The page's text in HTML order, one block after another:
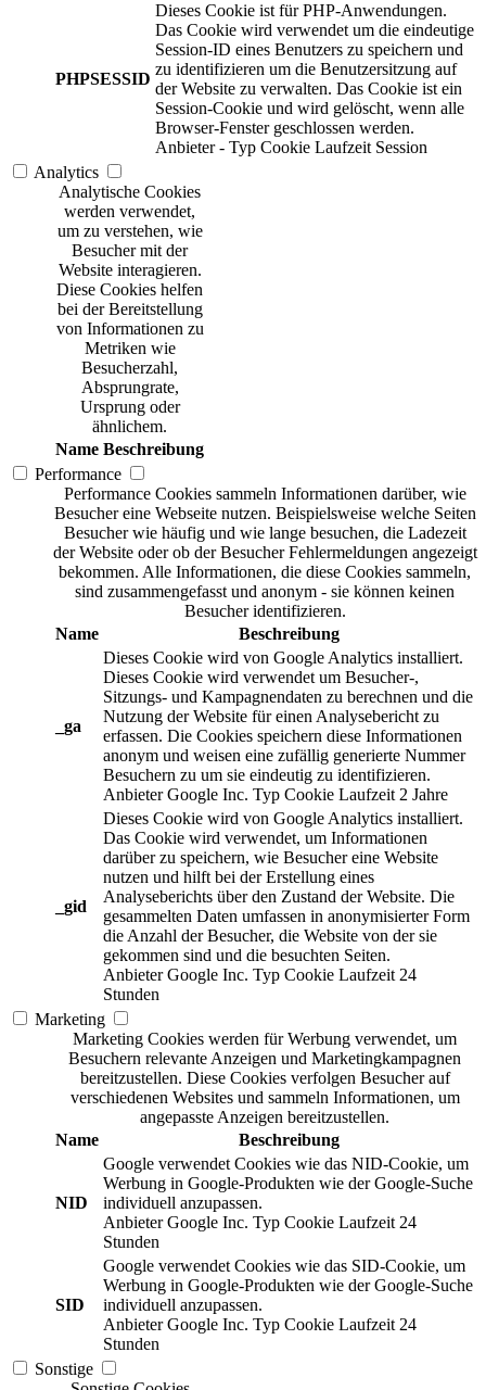
PHPSESSID
Dieses Cookie ist für PHP-Anwendungen.
Das Cookie wird verwendet um die eindeutige
Session-ID eines Benutzers zu speichern und
zu identifizieren um die Benutzersitzung auf
der Website zu verwalten. Das Cookie ist ein
Session-Cookie und wird gelöscht, wenn alle
Browser-Fenster geschlossen werden.
Anbieter - Typ Cookie Laufzeit Session
Analytics
Analytische Cookies
werden verwendet,
um zu verstehen, wie
Besucher mit der
Website interagieren.
Diese Cookies helfen
bei der Bereitstellung
von Informationen zu
Metriken wie
Besucherzahl,
Absprungrate,
Ursprung oder
ähnlichem.
Name Beschreibung
Performance
Performance Cookies sammeln Informationen darüber, wie
Besucher eine Webseite nutzen. Beispielsweise welche Seiten
Besucher wie häufig und wie lange besuchen, die Ladezeit
der Website oder ob der Besucher Fehlermeldungen angezeigt
bekommen. Alle Informationen, die diese Cookies sammeln,
sind zusammengefasst und anonym - sie können keinen
Besucher identifizieren.
Name
Beschreibung
_ga
Dieses Cookie wird von Google Analytics installiert.
Dieses Cookie wird verwendet um Besucher-,
Sitzungs- und Kampagnendaten zu berechnen und die
Nutzung der Website für einen Analysebericht zu
erfassen. Die Cookies speichern diese Informationen
anonym und weisen eine zufällig generierte Nummer
Besuchern zu um sie eindeutig zu identifizieren.
Anbieter Google Inc. Typ Cookie Laufzeit 2 Jahre
_gid
Dieses Cookie wird von Google Analytics installiert.
Das Cookie wird verwendet, um Informationen
darüber zu speichern, wie Besucher eine Website
nutzen und hilft bei der Erstellung eines
Analyseberichts über den Zustand der Website. Die
gesammelten Daten umfassen in anonymisierter Form
die Anzahl der Besucher, die Website von der sie
gekommen sind und die besuchten Seiten.
Anbieter Google Inc. Typ Cookie Laufzeit 24
Stunden
Marketing
Marketing Cookies werden für Werbung verwendet, um
Besuchern relevante Anzeigen und Marketingkampagnen
bereitzustellen. Diese Cookies verfolgen Besucher auf
verschiedenen Websites und sammeln Informationen, um
angepasste Anzeigen bereitzustellen.
Name
Beschreibung
NID
Google verwendet Cookies wie das NID-Cookie, um
Werbung in Google-Produkten wie der Google-Suche
individuell anzupassen.
Anbieter Google Inc. Typ Cookie Laufzeit 24
Stunden
SID
Google verwendet Cookies wie das SID-Cookie, um
Werbung in Google-Produkten wie der Google-Suche
individuell anzupassen.
Anbieter Google Inc. Typ Cookie Laufzeit 24
Stunden
Sonstige